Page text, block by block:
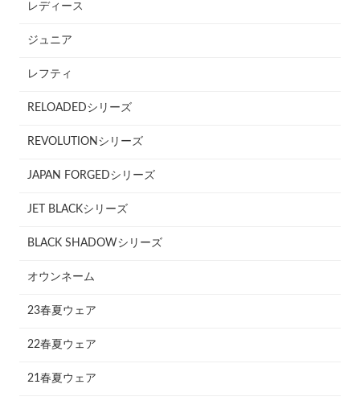
レディース
ジュニア
レフティ
RELOADEDシリーズ
REVOLUTIONシリーズ
JAPAN FORGEDシリーズ
JET BLACKシリーズ
BLACK SHADOWシリーズ
オウンネーム
23春夏ウェア
22春夏ウェア
21春夏ウェア